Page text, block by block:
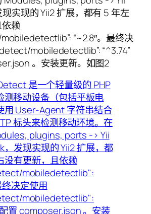
实现的 Yii2 扩展，都有 5 年左
赖
“~2.8″。最终决
mobiledetectlib”: “^3.74”
。安装更新。如图2